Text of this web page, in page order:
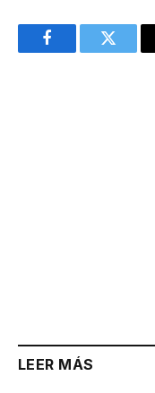
FacebookTwitter
LEER MÁS